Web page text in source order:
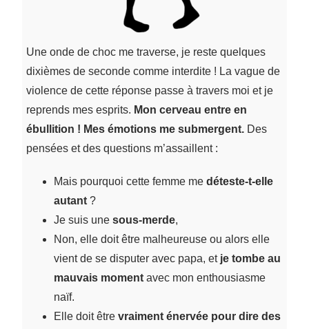
Une onde de choc me traverse, je reste quelques
dixièmes de seconde comme interdite ! La vague de
violence de cette réponse passe à travers moi et je
reprends mes esprits. Mon cerveau entre en
ébullition ! Mes émotions me submergent. Des
pensées et des questions m’assaillent :
Mais pourquoi cette femme medéteste-t-elle
autant?
Je suis une sous-merde,
Non, elle doit être malheureuse ou alors elle
vient de se disputer avec papa, et je tombe au
mauvais moment avec mon enthousiasme
naïf.
Elle doit être vraiment énervée pour dire des